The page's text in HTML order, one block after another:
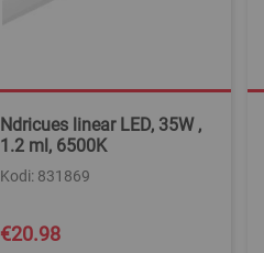
Ndricues linear LED, 35W ,
1.2 ml, 6500K
Kodi: 831869
€20.98